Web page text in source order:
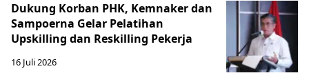
Dukung Korban PHK, Kemnaker dan
Sampoerna Gelar Pelatihan
Upskilling dan Reskilling Pekerja
16 Juli 2026